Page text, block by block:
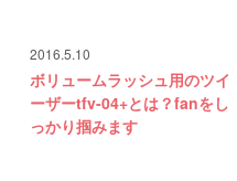
2016.5.10
ボリュームラッシュ用のツイ
ーザーtfv-04+とは？fanをし
っかり掴みます